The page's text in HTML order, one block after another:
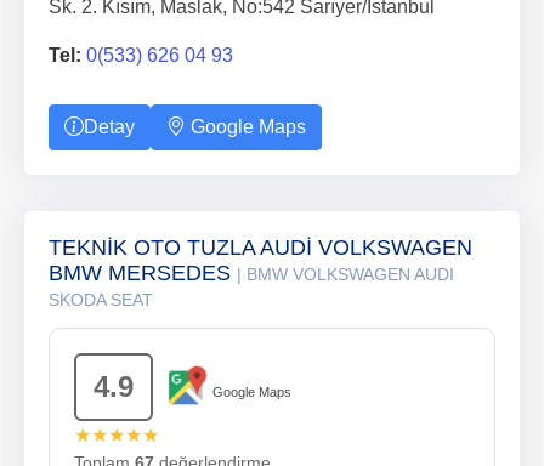
Sk. 2. Kısım, Maslak, No:542 Sarıyer/İstanbul
Tel: 0(533) 626 04 93
Detay Google Maps
TEKNİK OTO TUZLA AUDİ VOLKSWAGEN
BMW MERSEDES | BMW VOLKSWAGEN AUDI
SKODA SEAT
4.9 Google Maps
★★★★★